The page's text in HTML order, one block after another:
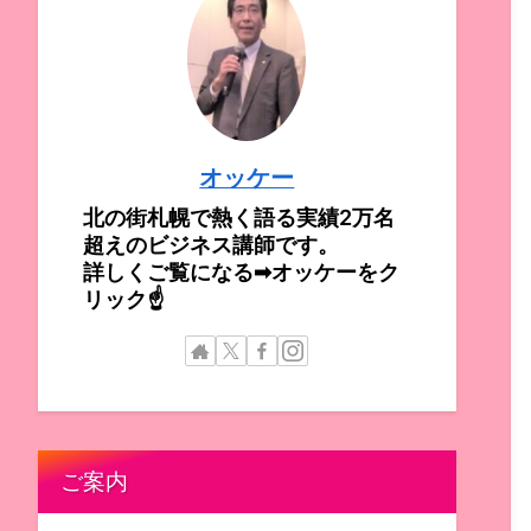
オッケー
北の街札幌で熱く語る実績2万名
超えのビジネス講師です。
詳しくご覧になる➡オッケーをク
リック☝
ご案内